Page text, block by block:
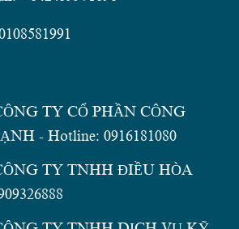
TY CỔ PHẦN CÔNG
- Hotline: 0916181080
TY TNHH ĐIỀU HÒA